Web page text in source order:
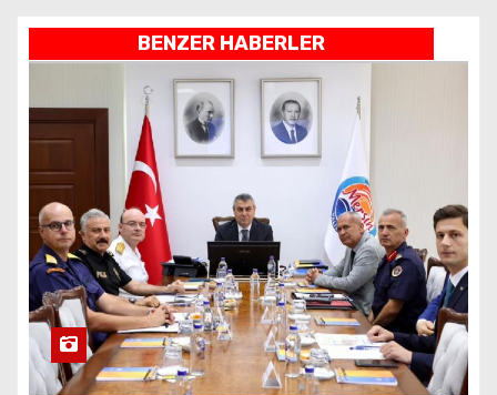
BENZER HABERLER